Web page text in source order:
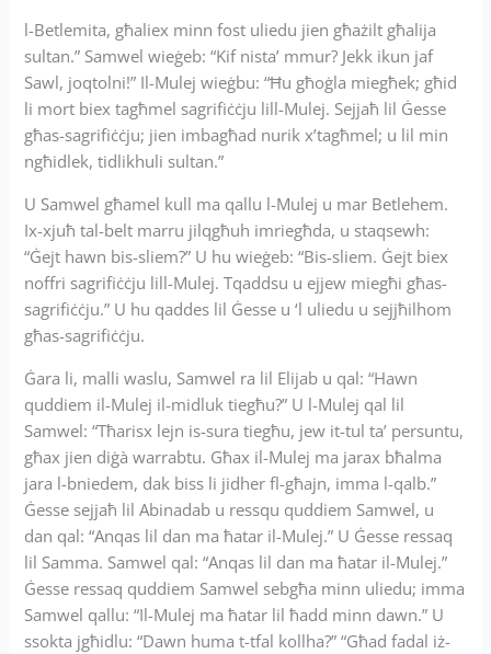
l-Betlemita, għaliex minn fost uliedu jien għażilt għalija
sultan.” Samwel wieġeb: “Kif nista’ mmur? Jekk ikun jaf
Sawl, joqtolni!” Il-Mulej wieġbu: “Ħu għoġla miegħek; għid
li mort biex tagħmel sagrifiċċju lill-Mulej. Sejjaħ lil Ġesse
għas-sagrifiċċju; jien imbagħad nurik x’tagħmel; u lil min
ngħidlek, tidlikhuli sultan.”
U Samwel għamel kull ma qallu l-Mulej u mar Betlehem.
Ix-xjuħ tal-belt marru jilqgħuh imriegħda, u staqsewh:
“Ġejt hawn bis-sliem?” U hu wieġeb: “Bis-sliem. Ġejt biex
noffri sagrifiċċju lill-Mulej. Tqaddsu u ejjew miegħi għas-
sagrifiċċju.” U hu qaddes lil Ġesse u ‘l uliedu u sejjħilhom
għas-sagrifiċċju.
Ġara li, malli waslu, Samwel ra lil Elijab u qal: “Hawn
quddiem il-Mulej il-midluk tiegħu?” U l-Mulej qal lil
Samwel: “Tħarisx lejn is-sura tiegħu, jew it-tul ta’ persuntu,
għax jien diġà warrabtu. Għax il-Mulej ma jarax bħalma
jara l-bniedem, dak biss li jidher fl-għajn, imma l-qalb.”
Ġesse sejjaħ lil Abinadab u ressqu quddiem Samwel, u
dan qal: “Anqas lil dan ma ħatar il-Mulej.” U Ġesse ressaq
lil Samma. Samwel qal: “Anqas lil dan ma ħatar il-Mulej.”
Ġesse ressaq quddiem Samwel sebgħa minn uliedu; imma
Samwel qallu: “Il-Mulej ma ħatar lil ħadd minn dawn.” U
ssokta jgħidlu: “Dawn huma t-tfal kollha?” “Għad fadal iż-